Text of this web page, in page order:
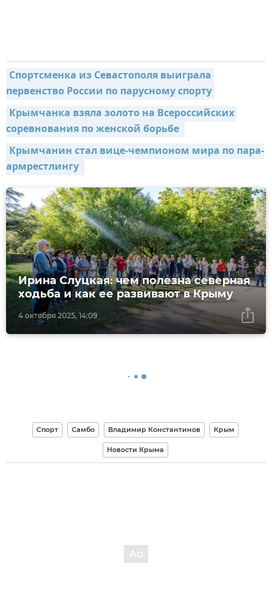
Спортсменка из Севастополя выиграла
первенство России по парусному спорту
Крымчанка взяла золото на Всероссийских
соревнования по женской борьбе
Крымчанин стал вице-чемпионом мира по пара-
армрестлингу
4 октября 2025, 14:09
Ирина Слуцкая: чем полезна северная
ходьба и как ее развивают в Крыму
Спорт Самбо Владимир Константинов Крым
Новости Крыма